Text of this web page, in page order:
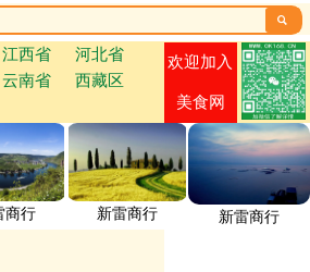

江西省
河北省
云南省
西藏区
欢迎加入
美食网
商行 新雷商行 新雷商行